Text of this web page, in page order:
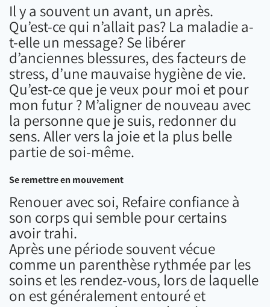
Il y a souvent un avant, un après.
Qu’est-ce qui n’allait pas? La maladie a-
t-elle un message? Se libérer
d’anciennes blessures, des facteurs de
stress, d’une mauvaise hygiène de vie.
Qu’est-ce que je veux pour moi et pour
mon futur ? M’aligner de nouveau avec
la personne que je suis, redonner du
sens. Aller vers la joie et la plus belle
partie de soi-même.
Se remettre en mouvement
Renouer avec soi, Refaire confiance à
son corps qui semble pour certains
avoir trahi.
Après une période souvent vécue
comme un parenthèse rythmée par les
soins et les rendez-vous, lors de laquelle
on est généralement entouré et